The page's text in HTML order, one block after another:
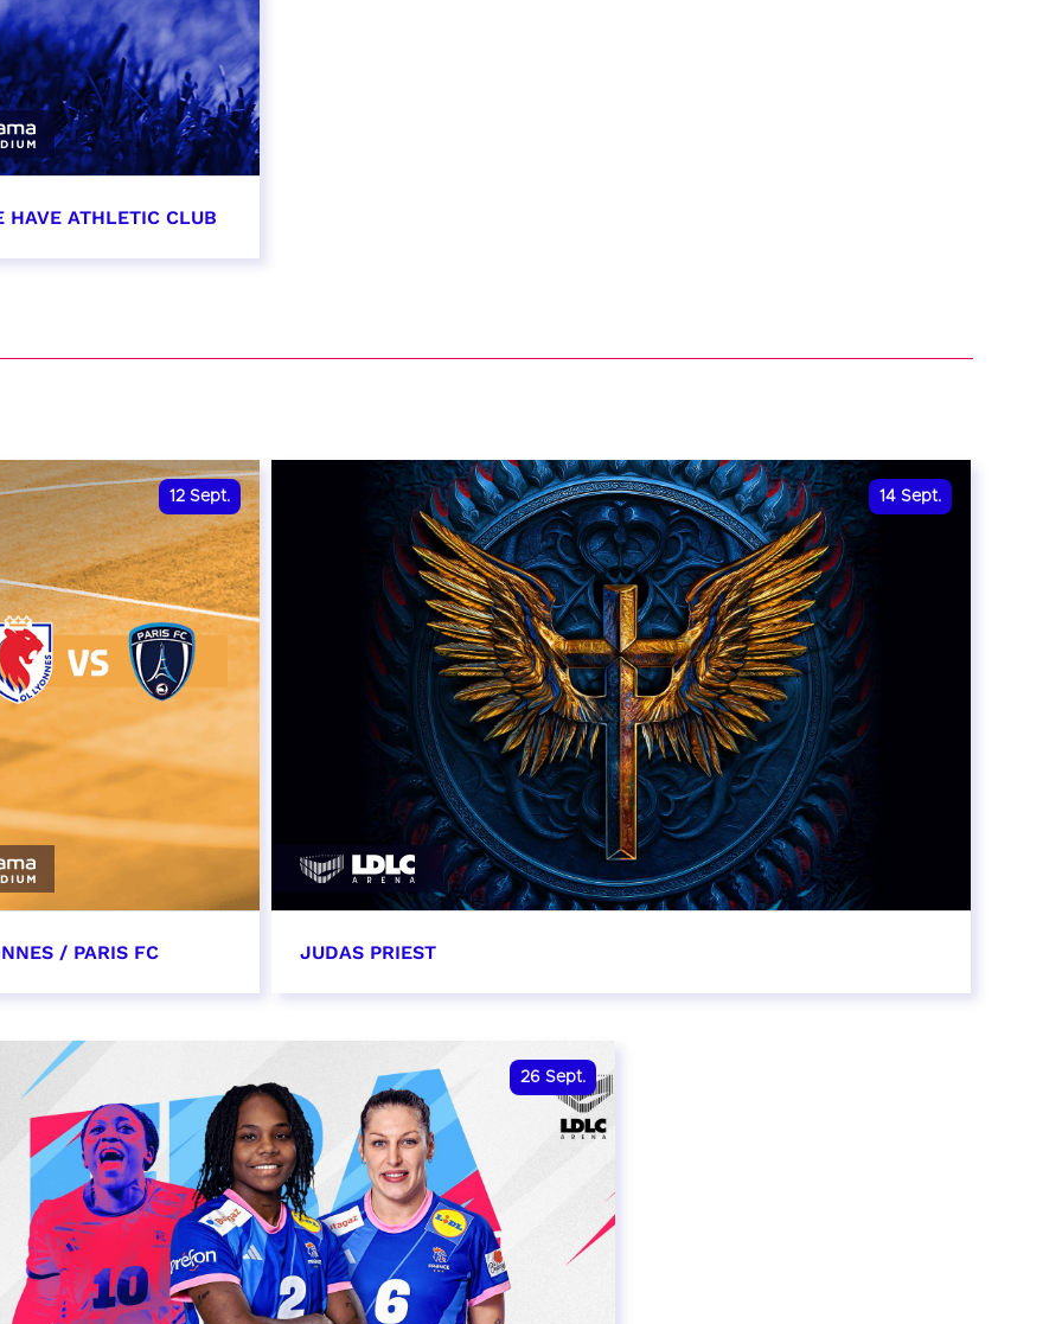
HAVE ATHLETIC CLUB
12 Sept.
/ PARIS FC
14 Sept.
JUDAS PRIEST
26 Sept.